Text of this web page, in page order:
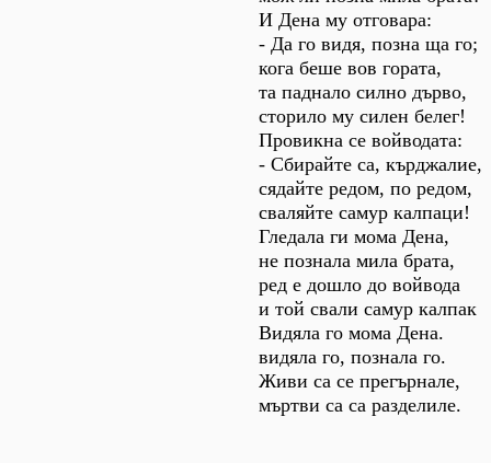
И Дена му отговара:
- Да го видя, позна ща го;
кога беше вов гората,
та паднало силно дърво,
сторило му силен белег!
Провикна се войводата:
- Сбирайте са, кърджалие,
сядайте редом, по редом,
сваляйте самур калпаци!
Гледала ги мома Дена,
не познала мила брата,
ред е дошло до войвода
и той свали самур калпак
Видяла го мома Дена.
видяла го, познала го.
Живи са се прегърнале,
мъртви са са разделиле.